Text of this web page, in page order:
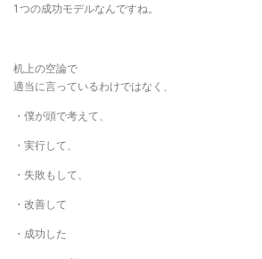
1つの成功モデルなんですね。
机上の空論で
適当に言っているわけではなく、
・僕が頭で考えて、
・実行して、
・失敗もして、
・改善して
・成功した